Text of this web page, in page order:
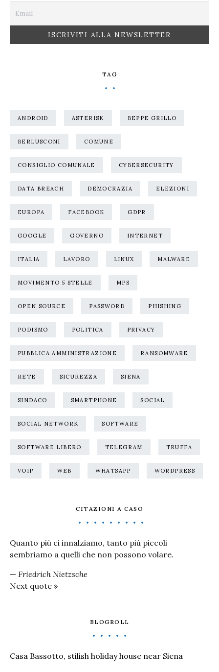
TAG
ANDROID ASTERISK BEPPE GRILLO
BERLUSCONI COMUNE
CONSIGLIO COMUNALE CYBERSECURITY
DATA BREACH DEMOCRAZIA ELEZIONI
EUROPA FACEBOOK GDPR
GOOGLE GOVERNO INTERNET
ITALIA LAVORO LINUX MALWARE
MOVIMENTO 5 STELLE MPS
OPEN SOURCE PASSWORD PHISHING
PODISMO POLITICA PRIVACY
PUBBLICA AMMINISTRAZIONE RANSOMWARE
RETE SICUREZZA SIENA
SINDACO SMARTPHONE SOCIAL
SOCIAL NETWORK SOFTWARE
SOFTWARE LIBERO TELEGRAM TRUFFA
VOIP WEB WHATSAPP WORDPRESS
CITAZIONI A CASO
Quanto più ci innalziamo, tanto più piccoli
sembriamo a quelli che non possono volare.
— Friedrich Nietzsche
Next quote »
BLOGROLL
Casa Bassotto, stilish holiday house near Siena